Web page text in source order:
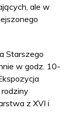
ale w
Starszego
w godz. 10-
z XVI i